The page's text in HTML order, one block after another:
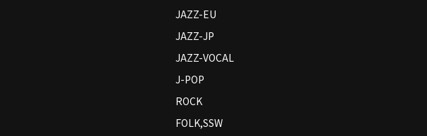
JAZZ-EU
JAZZ-JP
JAZZ-VOCAL
J-POP
ROCK
FOLK,SSW